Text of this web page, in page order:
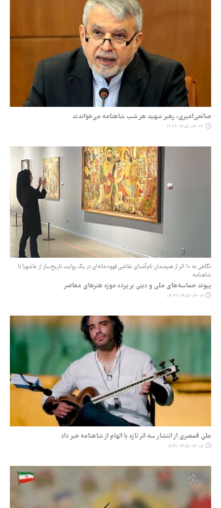
صالحی‌امیری: رهبر شهید هر شب شاهنامه می‌خواندند
۱۴۰۵-۰۴-۱۳ ۱۲:۲۲
نگاهی به ۱۰ اثر از هنرمندان نام‌آشنای نقاشی قهوه‌خانه‌ای در یک روایت تاریخ‌ساز از عاشورا تا
شاهنامه
پیوند حماسه‌های ملی و دینی بر پرده‌ موزه هنرهای معاصر
۱۴۰۵-۰۴-۰۹ ۰۶:۳۲
علی قمصری از انتشار سه اثر تازه با الهام از شاهنامه خبر داد
۱۴۰۵-۰۴-۰۸ ۰۹:۴۱